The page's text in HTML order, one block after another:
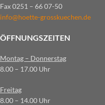
Fax 0251 – 66 07-50
info@hoette-grosskuechen.de
ÖFFNUNGSZEITEN
Montag – Donnerstag
8.00 – 17.00 Uhr
Freitag
8.00 – 14.00 Uhr